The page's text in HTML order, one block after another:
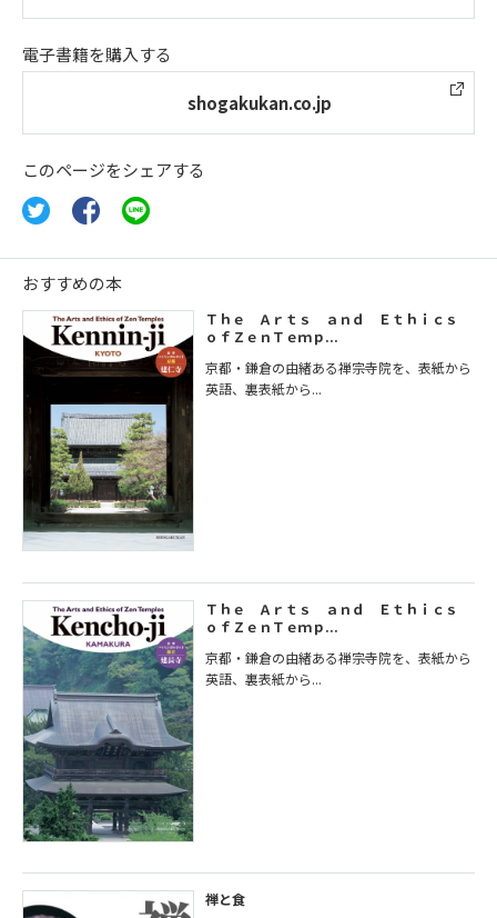
電子書籍を購入する
shogakukan.co.jp
このページをシェアする
おすすめの本
Ｔｈｅ Ａｒｔｓ ａｎｄ Ｅｔｈｉｃｓ
ｏｆＺｅｎＴｅｍｐ...
京都・鎌倉の由緒ある禅宗寺院を、表紙から
英語、裏表紙から...
Ｔｈｅ Ａｒｔｓ ａｎｄ Ｅｔｈｉｃｓ
ｏｆＺｅｎＴｅｍｐ...
京都・鎌倉の由緒ある禅宗寺院を、表紙から
英語、裏表紙から...
禅と食